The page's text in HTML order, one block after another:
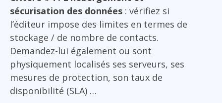
sécurisation des données : vérifiez si
l’éditeur impose des limites en termes de
stockage / de nombre de contacts.
Demandez-lui également ou sont
physiquement localisés ses serveurs, ses
mesures de protection, son taux de
disponibilité (SLA) …